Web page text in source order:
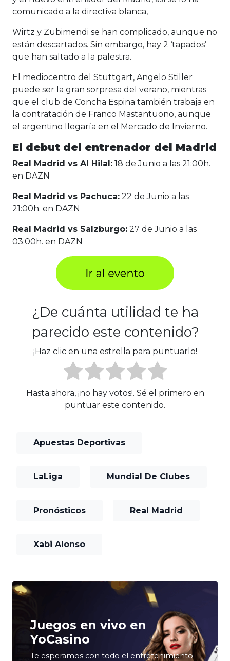
comunicado a la directiva blanca,
Wirtz y Zubimendi se han complicado, aunque no
están descartados. Sin embargo, hay 2 ‘tapados’
que han saltado a la palestra.
El mediocentro del Stuttgart, Angelo Stiller
puede ser la gran sorpresa del verano, mientras
que el club de Concha Espina también trabaja en
la contratación de Franco Mastantuono, aunque
el argentino llegaría en el Mercado de Invierno.
El debut del entrenador del Madrid
Real Madrid vs Al Hilal: 18 de Junio a las 21:00h.
en DAZN
Real Madrid vs Pachuca: 22 de Junio a las
21:00h. en DAZN
Real Madrid vs Salzburgo: 27 de Junio a las
03:00h. en DAZN
¿De cuánta utilidad te ha
parecido este contenido?
¡Haz clic en una estrella para puntuarlo!
Hasta ahora, ¡no hay votos!. Sé el primero en
puntuar este contenido.
Apuestas Deportivas
LaLiga Mundial De Clubes
Pronósticos Real Madrid
Xabi Alonso
Juegos en vivo en
YoCasino
Te esperamos con todo el entretenimiento